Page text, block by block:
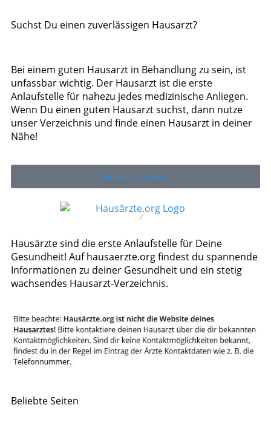
Suchst Du einen zuverlässigen Hausarzt?
Bei einem guten Hausarzt in Behandlung zu sein, ist
unfassbar wichtig. Der Hausarzt ist die erste
Anlaufstelle für nahezu jedes medizinische Anliegen.
Wenn Du einen guten Hausarzt suchst, dann nutze
unser Verzeichnis und finde einen Hausarzt in deiner
Nähe!
Hausarzt finden
Hausärzte sind die erste Anlaufstelle für Deine
Gesundheit! Auf hausaerzte.org findest du spannende
Informationen zu deiner Gesundheit und ein stetig
wachsendes Hausarzt-Verzeichnis.
Beliebte Seiten